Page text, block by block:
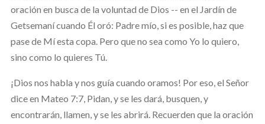
oración en busca de la voluntad de Dios -- en el Jardín de
Getsemaní cuando Él oró: Padre mío, si es posible, haz que
pase de Mí esta copa. Pero que no sea como Yo lo quiero,
sino como lo quieres Tú.
¡Dios nos habla y nos guía cuando oramos! Por eso, el Señor
dice en Mateo 7:7, Pidan, y se les dará, busquen, y
encontrarán, llamen, y se les abrirá. Recuerden que la oración